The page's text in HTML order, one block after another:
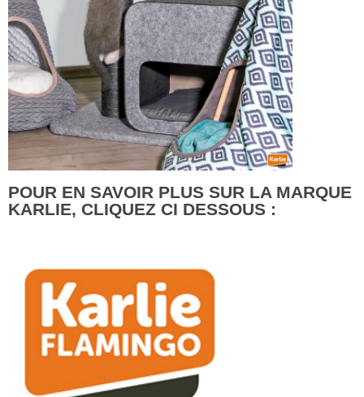
POUR EN SAVOIR PLUS SUR LA MARQUE
KARLIE, CLIQUEZ CI DESSOUS :